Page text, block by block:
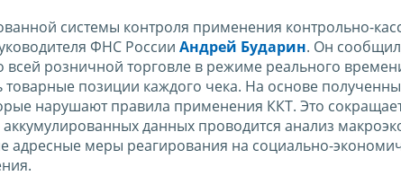
системы контроля применения контрольно-
ФНС России Андрей Бударин. Он
розничной торговле в режиме реального
товарные позиции каждого чека. На основе
нарушают правила применения ККТ. Это
данных проводится анализ
адресные меры реагирования на социально-